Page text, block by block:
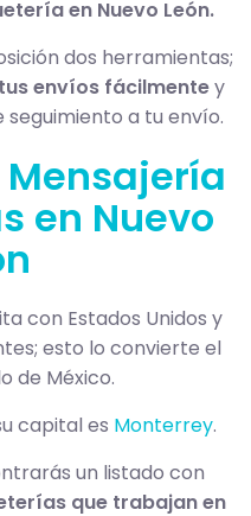
en Nuevo León.
dos herramientas;
envíos fácilmentey
a tu envío.
en Nuevo
con Estados Unidos y
esto lo convierte el
de México.
capital es Monterrey.
un listado con
que trabajan en